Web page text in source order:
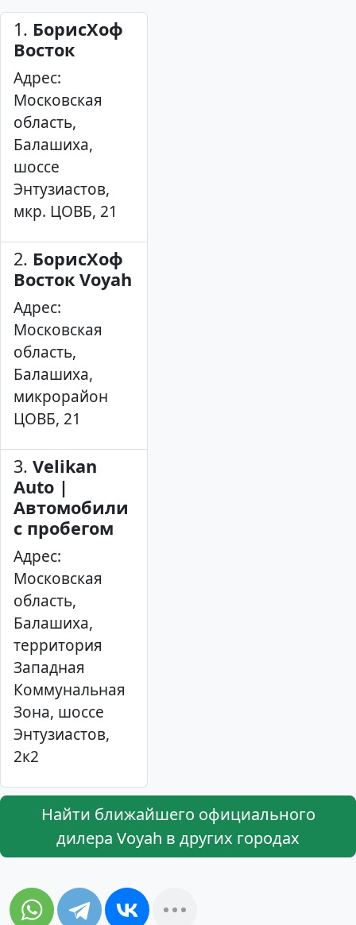
1. БорисХоф
Восток
Адрес:
Московская
область,
Балашиха,
шоссе
Энтузиастов,
мкр. ЦОВБ, 21
2. БорисХоф
Восток Voyah
Адрес:
Московская
область,
Балашиха,
микрорайон
ЦОВБ, 21
3. Velikan
Auto |
Автомобили
с пробегом
Адрес:
Московская
область,
Балашиха,
территория
Западная
Коммунальная
Зона, шоссе
Энтузиастов,
2к2
Найти ближайшего официального
дилера Voyah в других городах